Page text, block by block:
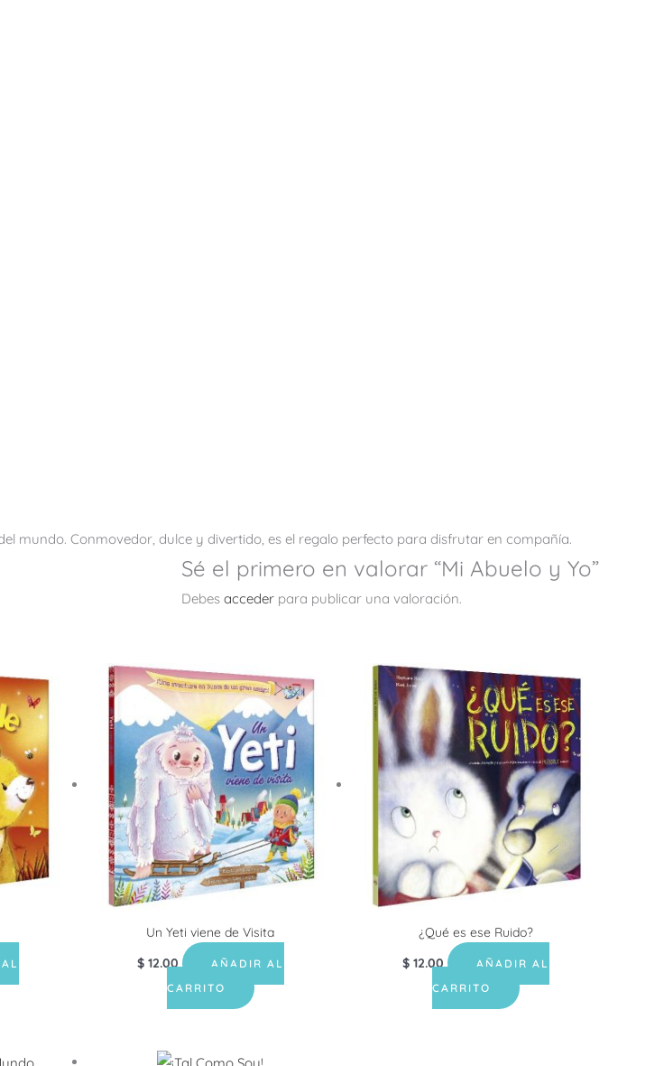
mundo. Conmovedor, dulce y divertido, es el regalo perfecto para disfrutar en compañía.
Sé el primero en valorar “Mi Abuelo y Yo”
Debes acceder para publicar una valoración.
Un Yeti viene de Visita
$12.00
AÑADIR AL
CARRITO
¿Qué es ese Ruido?
$12.00
AÑADIR AL
CARRITO